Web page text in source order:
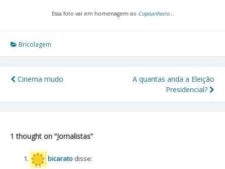
Essa foto vai em homenagem ao Copoanheiro…
Bricolagem
de
Cinema mudo
A quantas anda a Eleição
Presidencial?
1 thought on “Jornalistas”
bicarato disse: